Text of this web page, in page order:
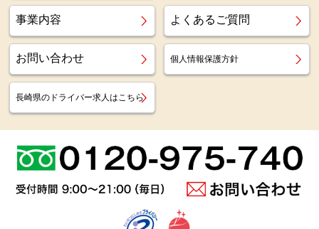
事業内容 よくあるご質問
お問い合わせ 個人情報保護方針
長崎県のドライバー求人はこちら